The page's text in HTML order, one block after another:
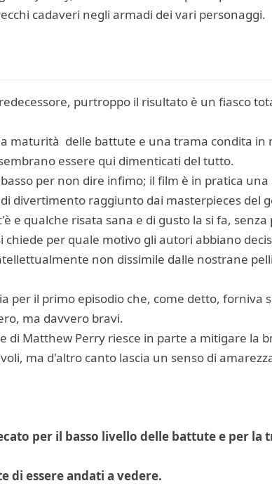
cadaveri negli armadi dei vari personaggi.
purtroppo il risultato è un fiasco
maturità delle battute e una trama condita in
essere qui dimenticati del tutto.
per non dire infimo; il film è in pratica
divertimento raggiunto dai masterpieces del
e qualche risata sana e di gusto la si fa, senza
per quale motivo gli autori abbiano
non dissimile dalle nostrane
per il primo episodio che, come detto, forniva
ma davvero bravi.
di Matthew Perry riesce in parte a mitigare la
ma d'altro canto lascia un senso di
per il basso livello delle battute e per la
di essere andati a vedere.